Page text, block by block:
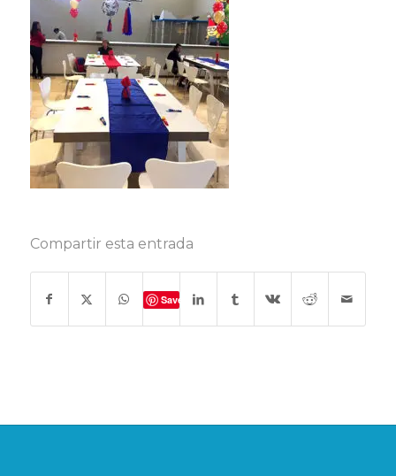
Compartir esta entrada
Save